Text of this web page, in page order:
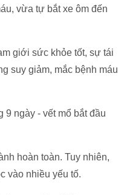
vừa tự bắt xe ôm đến
giới sức khỏe tốt, sự tái
suy giảm, mắc bệnh máu
ngày - vết mổ bắt đầu
hoàn toàn. Tuy nhiên,
vào nhiều yếu tố.